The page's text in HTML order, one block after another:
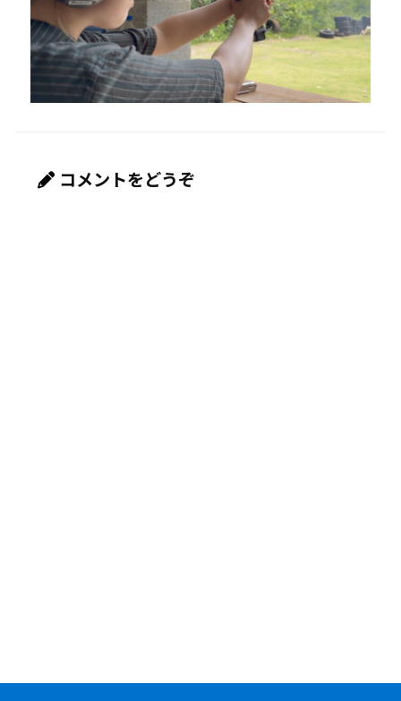
コメントをどうぞ